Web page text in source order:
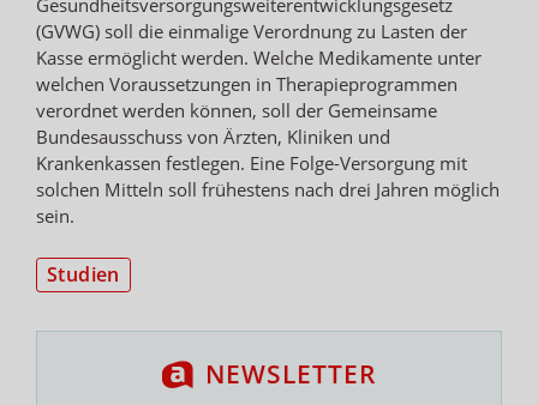
(GVWG) soll die einmalige Verordnung zu Lasten der
Kasse ermöglicht werden. Welche Medikamente unter
welchen Voraussetzungen in Therapieprogrammen
verordnet werden können, soll der Gemeinsame
Bundesausschuss von Ärzten, Kliniken und
Krankenkassen festlegen. Eine Folge-Versorgung mit
solchen Mitteln soll frühestens nach drei Jahren möglich
sein.
Studien
NEWSLETTER